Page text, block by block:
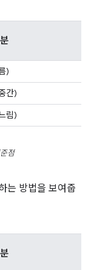
)
간)
림)
점
는 방법을 보여줍